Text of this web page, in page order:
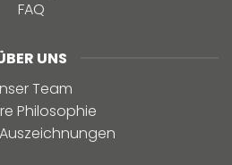
FAQ
UNS
Team
Philosophie